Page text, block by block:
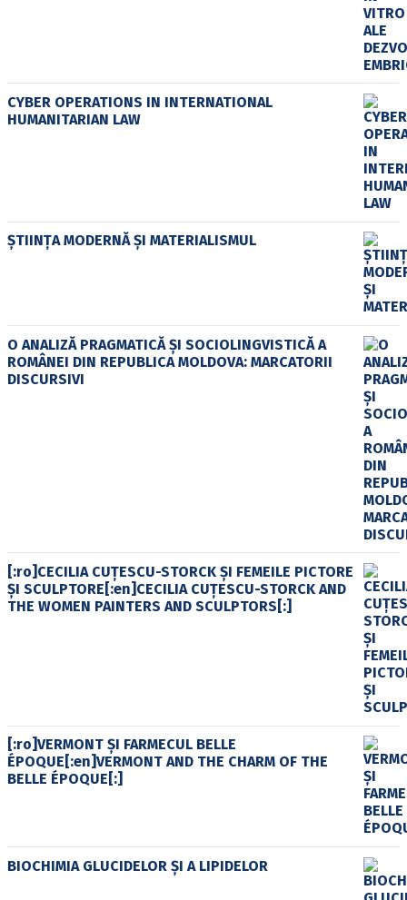
CYBER OPERATIONS IN INTERNATIONAL
HUMANITARIAN LAW
ȘTIINȚA MODERNĂ ȘI MATERIALISMUL
O ANALIZĂ PRAGMATICĂ ȘI SOCIOLINGVISTICĂ A
ROMÂNEI DIN REPUBLICA MOLDOVA: MARCATORII
DISCURSIVI
[:ro]CECILIA CUŢESCU-STORCK ŞI FEMEILE PICTORE
ŞI SCULPTORE[:en]CECILIA CUŢESCU-STORCK AND
THE WOMEN PAINTERS AND SCULPTORS[:]
[:ro]VERMONT ȘI FARMECUL BELLE
ÉPOQUE[:en]VERMONT AND THE CHARM OF THE
BELLE ÉPOQUE[:]
BIOCHIMIA GLUCIDELOR ȘI A LIPIDELOR